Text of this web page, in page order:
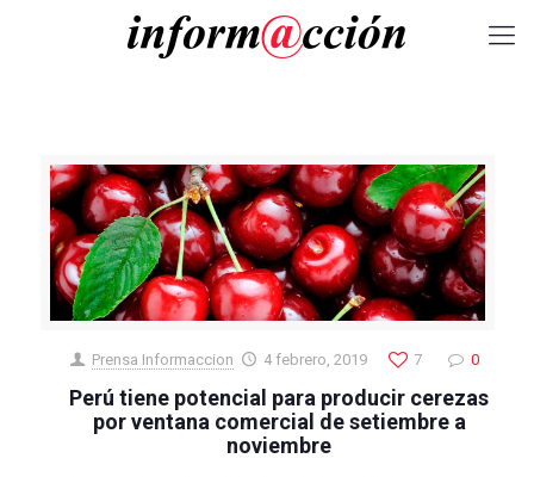
Prensa Informaccion 4 febrero, 2019 7 0
Perú tiene potencial para producir cerezas
por ventana comercial de setiembre a
noviembre